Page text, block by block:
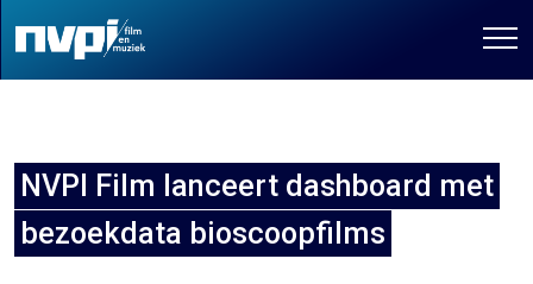
NVPI Film lanceert dashboard met
bezoekdata bioscoopfilms